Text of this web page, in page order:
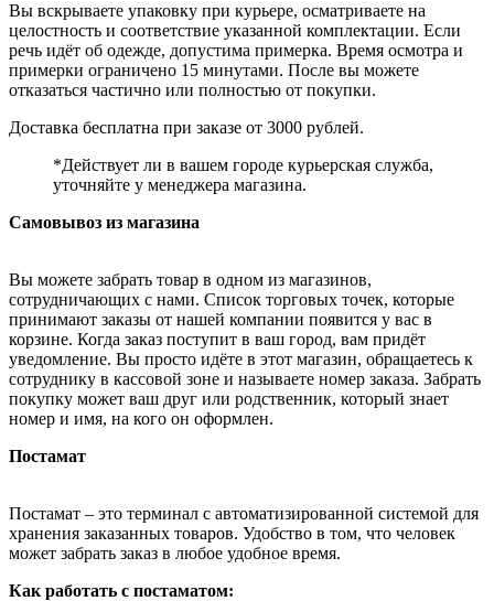
Вы вскрываете упаковку при курьере, осматриваете на
целостность и соответствие указанной комплектации. Если
речь идёт об одежде, допустима примерка. Время осмотра и
примерки ограничено 15 минутами. После вы можете
отказаться частично или полностью от покупки.
Доставка бесплатна при заказе от 3000 рублей.
*Действует ли в вашем городе курьерская служба,
уточняйте у менеджера магазина.
Самовывоз из магазина
Вы можете забрать товар в одном из магазинов,
сотрудничающих с нами. Список торговых точек, которые
принимают заказы от нашей компании появится у вас в
корзине. Когда заказ поступит в ваш город, вам придёт
уведомление. Вы просто идёте в этот магазин, обращаетесь к
сотруднику в кассовой зоне и называете номер заказа. Забрать
покупку может ваш друг или родственник, который знает
номер и имя, на кого он оформлен.
Постамат
Постамат – это терминал с автоматизированной системой для
хранения заказанных товаров. Удобство в том, что человек
может забрать заказ в любое удобное время.
Как работать с постаматом: